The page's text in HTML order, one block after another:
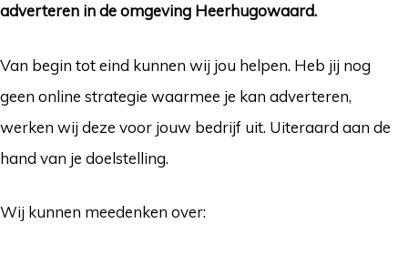
adverteren inde omgeving Heerhugowaard.
Van begin tot eind kunnen wij jou helpen. Heb jij nog
geen online strategie waarmee je kan adverteren,
werken wij deze voor jouw bedrijf uit. Uiteraard aan de
hand van je doelstelling.
Wij kunnen meedenken over: